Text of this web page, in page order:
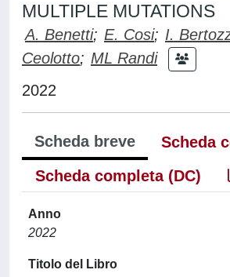
MULTIPLE MUTATIONS
A. Benetti; E. Cosi; I.
Ceolotto; ML Randi
2022
Scheda breve
Scheda
Scheda completa (DC)
Anno
2022
Titolo del Libro